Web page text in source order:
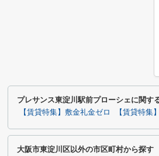
プレサンス東淀川駅前プローシェに関す
【賃貸特集】敷金礼金ゼロ 【賃貸特集
大阪市東淀川区以外の市区町村から探す